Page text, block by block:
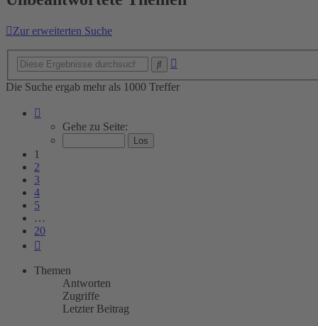
Zur erweiterten Suche
Die Suche ergab mehr als 1000 Treffer
von
Gehe zu Seite:
1
2
3
4
5
…
20
Themen
Antworten
Zugriffe
Letzter Beitrag